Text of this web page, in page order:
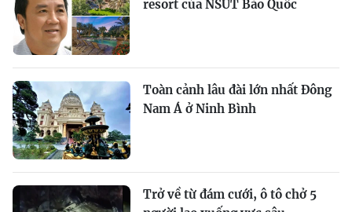
resort của NSƯT Bảo Quốc
Toàn cảnh lâu đài lớn nhất Đông
Nam Á ở Ninh Bình
Trở về từ đám cưới, ô tô chở 5